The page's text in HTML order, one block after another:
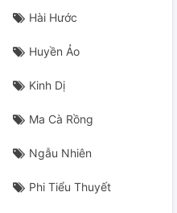
Hài Hước
Huyền Ảo
Kinh Dị
Ma Cà Rồng
Ngẫu Nhiên
Phi Tiểu Thuyết